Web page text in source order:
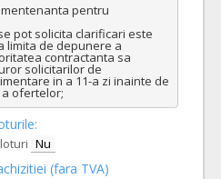
pentru
pot solicita clarificari este
limita de depunere a
contractanta sa
solicitarilor de
in a 11-a zi inainte de
ofertelor;
Nu
(fara TVA)